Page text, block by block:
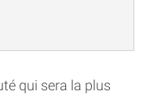
qui sera la plus